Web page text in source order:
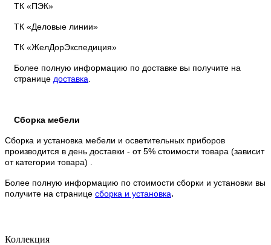
ТК «ПЭК»
ТК «Деловые линии»
ТК «ЖелДорЭкспедиция»
Более полную информацию по доставке вы получите на
странице доставка
Сборка мебели
Сборка и установка мебели и осветительных приборов
производится в день доставки - от 5% стоимости товара (зависит
от категории товара) .
Более полную информацию по стоимости сборки и установки вы
получите на странице сборка и установка.
Коллекция